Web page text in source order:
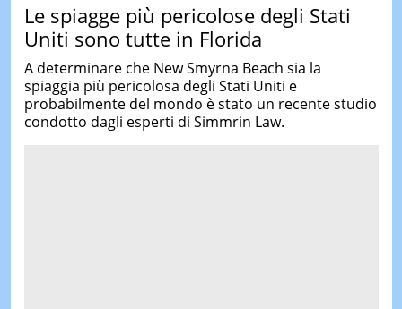
Le spiagge più pericolose degli Stati
Uniti sono tutte in Florida
A determinare che New Smyrna Beach sia la
spiaggia più pericolosa degli Stati Uniti e
probabilmente del mondo è stato un recente studio
condotto dagli esperti di Simmrin Law.